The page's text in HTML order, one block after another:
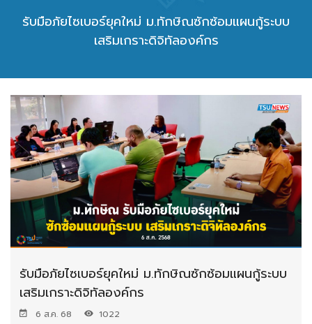
รับมือภัยไซเบอร์ยุคใหม่ ม.ทักษิณซักซ้อมแผนกู้ระบบ
เสริมเกราะดิจิทัลองค์กร
รับมือภัยไซเบอร์ยุคใหม่ ม.ทักษิณซักซ้อมแผนกู้ระบบ
เสริมเกราะดิจิทัลองค์กร
6 ส.ค. 68 1022